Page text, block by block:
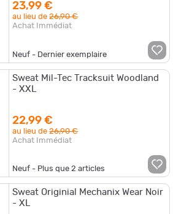
23,99 €
au lieu de26,90 €
Achat Immédiat
Neuf - Dernier exemplaire
Sweat Mil-Tec Tracksuit Woodland
- XXL
22,99 €
au lieu de26,90 €
Achat Immédiat
Neuf - Plus que2 articles
Sweat Originial Mechanix Wear Noir
- XL